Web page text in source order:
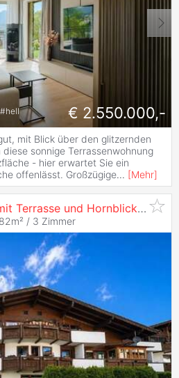
#hell € 2.550.000,-
mit Blick über den glitzernden
sonnige Terrassenwohnung
- hier erwartet Sie ein
offenlässt. Großzügige... [Mehr]
Erdgeschoßwohnung mit Terrasse und Hornblick in ruhiger Lage von
/ 3 Zimmer